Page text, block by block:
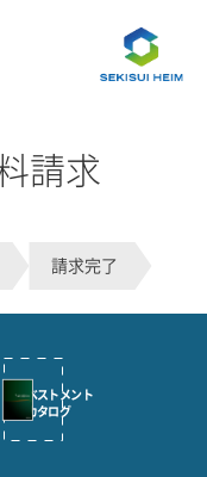
請求
請求完了
ハーベストメント
カタログ